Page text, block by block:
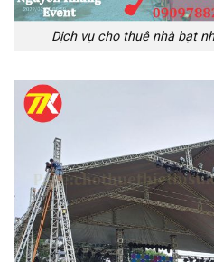
Dịch vụ cho thuê nhà bạt